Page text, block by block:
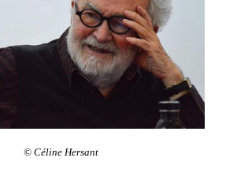
© Céline Hersant